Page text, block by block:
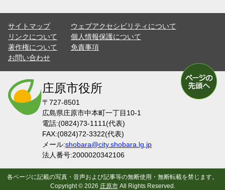
サイトマップ
ウェブアクセシビリティについて
リンクについて
個人情報保護について
著作権について
免責事項
お問い合わせ
庄原市役所
〒727-8501
広島県庄原市中本町一丁目10-1
電話:(0824)73-1111(代表)
FAX:(0824)72-3322(代表)
メール:shobara@city.shobara.lg.jp
法人番号:2000020342106
各ページに記載の写真・音声および記事等の無断使用・無断転載を禁じます。
Copyright © 2026 庄原市All Rights Reserved.